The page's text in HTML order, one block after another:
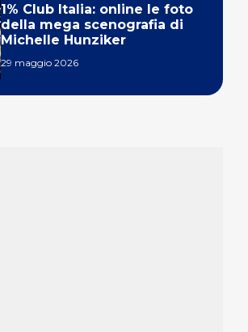
1% Club Italia: online le foto
della mega scenografia di
Michelle Hunziker
29 maggio 2026